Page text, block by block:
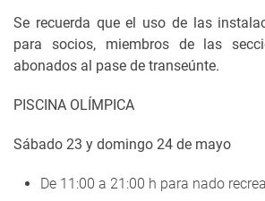
Se recuerda que el uso de las
para socios, miembros de las
abonados al pase de transeúnte.
PISCINA OLÍMPICA
Sábado 23 y domingo 24 de mayo
De 11:00 a 21:00 h para nado